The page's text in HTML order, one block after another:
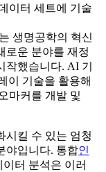
이터 세트에 기술
생명공학의 혁신
로운 분야를 재정
작했습니다. AI 기
이 기술을 활용해
마커를 개발 및
시킬 수 있는 엄청
야입니다. 통합인
터 분석은 이러